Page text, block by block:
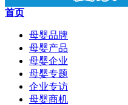
首页
母婴品牌
母婴产品
母婴企业
母婴专题
企业专访
母婴商机